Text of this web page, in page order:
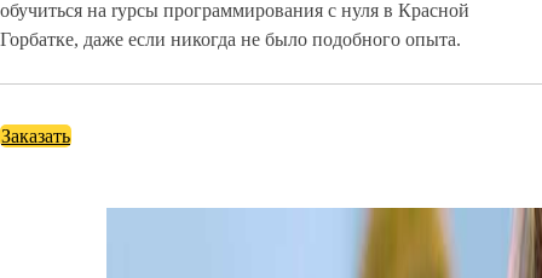
обучиться на rурсы программирования с нуля в Красной
Горбатке, даже если никогда не было подобного опыта.
Заказать